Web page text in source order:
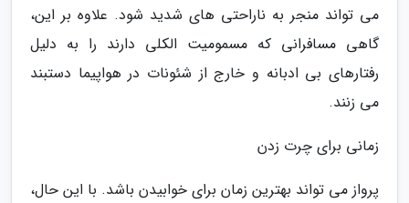
می تواند منجر به ناراحتی های شدید شود. علاوه بر این،
گاهی مسافرانی که مسمومیت الکلی دارند را به دلیل
رفتارهای بی ادبانه و خارج از شئونات در هواپیما دستبند
می زنند.
زمانی برای چرت زدن
پرواز می تواند بهترین زمان برای خوابیدن باشد. با این حال،